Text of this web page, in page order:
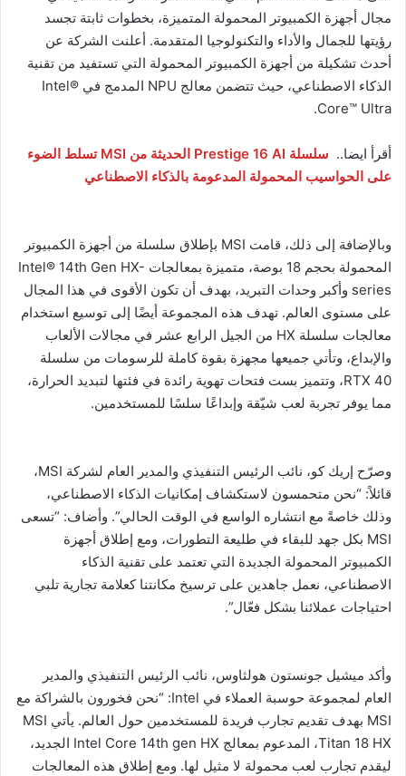
مجال أجهزة الكمبيوتر المحمولة المتميزة، بخطوات ثابتة تجسد
رؤيتها للجمال والأداء والتكنولوجيا المتقدمة. أعلنت الشركة عن
أحدث تشكيلة من أجهزة الكمبيوتر المحمولة التي تستفيد من تقنية
الذكاء الاصطناعي، حيث تتضمن معالج NPU المدمج في Intel®
Core™ Ultra.
أقرأ ايضا..
سلسلة Prestige 16 AI الحديثة من MSI تسلط الضوء
على الحواسيب المحمولة المدعومة بالذكاء الاصطناعي
وبالإضافة إلى ذلك، قامت MSI بإطلاق سلسلة من أجهزة الكمبيوتر
المحمولة بحجم 18 بوصة، متميزة بمعالجات Intel® 14th Gen HX-
series وأكبر وحدات التبريد، بهدف أن تكون الأقوى في هذا المجال
على مستوى العالم. تهدف هذه المجموعة أيضًا إلى توسيع استخدام
معالجات سلسلة HX من الجيل الرابع عشر في مجالات الألعاب
والإبداع، وتأتي جميعها مجهزة بقوة كاملة للرسومات من سلسلة
RTX 40، وتتميز بست فتحات تهوية رائدة في فئتها لتبديد الحرارة،
مما يوفر تجربة لعب شيّقة وإبداعًا سلسًا للمستخدمين.
وصرّح إريك كو، نائب الرئيس التنفيذي والمدير العام لشركة MSI،
قائلاً: “نحن متحمسون لاستكشاف إمكانيات الذكاء الاصطناعي،
وذلك خاصةً مع انتشاره الواسع في الوقت الحالي”. وأضاف: “تسعى
MSI بكل جهد للبقاء في طليعة التطورات، ومع إطلاق أجهزة
الكمبيوتر المحمولة الجديدة التي تعتمد على تقنية الذكاء
الاصطناعي، نعمل جاهدين على ترسيخ مكانتنا كعلامة تجارية تلبي
احتياجات عملائنا بشكل فعّال”.
وأكد ميشيل جونستون هولثاوس، نائب الرئيس التنفيذي والمدير
العام لمجموعة حوسبة العملاء في Intel: “نحن فخورون بالشراكة مع
MSI بهدف تقديم تجارب فريدة للمستخدمين حول العالم. يأتي MSI
Titan 18 HX، المدعوم بمعالج Intel Core 14th gen HX الجديد،
ليقدم تجارب لعب محمولة لا مثيل لها. ومع إطلاق هذه المعالجات